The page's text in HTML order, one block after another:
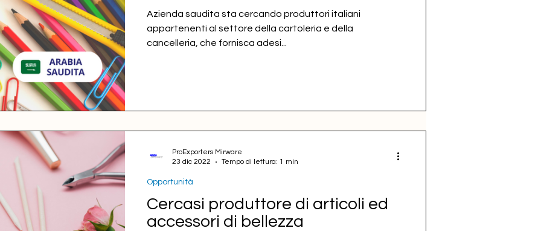
Azienda saudita sta cercando produttori italiani
appartenenti al settore della cartoleria e della
cancelleria, che fornisca adesi...
Cercasi produttore di articoli ed
accessori di bellezza
Opportunità
ProExporters Mirware
23 dic 2022
Tempo di lettura: 1 min